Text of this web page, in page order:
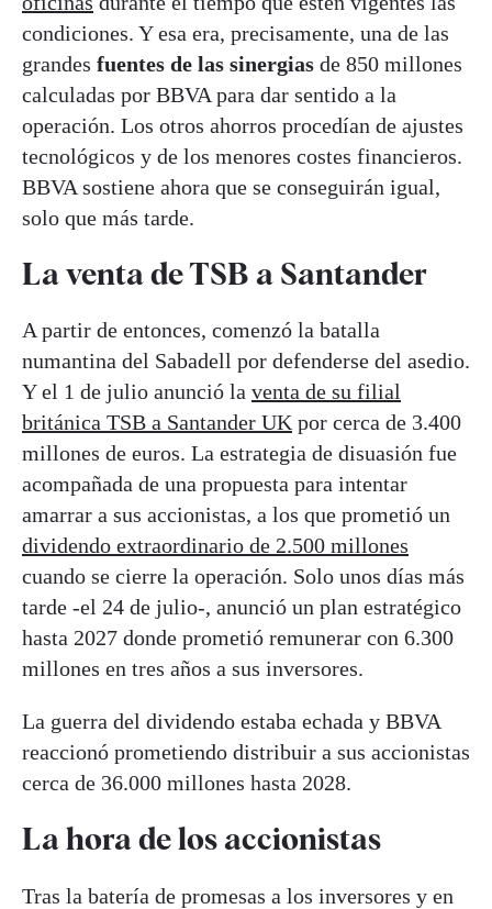
condiciones. Y esa era, precisamente, una de las
grandes fuentes de las sinergias de 850 millones
calculadas por BBVA para dar sentido a la
operación. Los otros ahorros procedían de ajustes
tecnológicos y de los menores costes financieros.
BBVA sostiene ahora que se conseguirán igual,
solo que más tarde.
La venta de TSB a Santander
A partir de entonces, comenzó la batalla
numantina del Sabadell por defenderse del asedio.
Y el 1 de julio anunció la venta de su filial
británica TSB a Santander UK por cerca de 3.400
millones de euros. La estrategia de disuasión fue
acompañada de una propuesta para intentar
amarrar a sus accionistas, a los que prometió un
dividendo extraordinario de 2.500 millones
cuando se cierre la operación. Solo unos días más
tarde -el 24 de julio-, anunció un plan estratégico
hasta 2027 donde prometió remunerar con 6.300
millones en tres años a sus inversores.
La guerra del dividendo estaba echada y BBVA
reaccionó prometiendo distribuir a sus accionistas
cerca de 36.000 millones hasta 2028.
La hora de los accionistas
Tras la batería de promesas a los inversores y en